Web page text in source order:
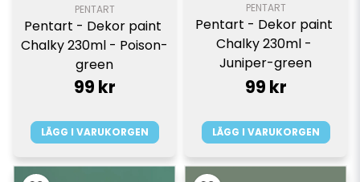
PENTART
Pentart - Dekor paint
Chalky 230ml - Poison-
green
99 kr
LÄGG I VARUKORGEN
PENTART
Pentart - Dekor paint
Chalky 230ml -
Juniper-green
99 kr
LÄGG I VARUKORGEN